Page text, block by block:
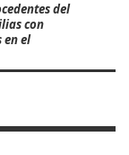
del
con
en el